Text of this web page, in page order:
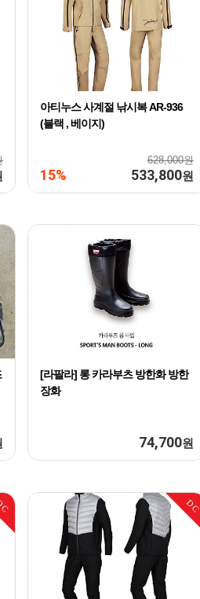
아티누스 사계절 낚시복 AR-936
(블랙 , 베이지)
628,000원
15% 533,800원
[라팔라] 롱 카라부츠 방한화 방한
장화
74,700원
DC